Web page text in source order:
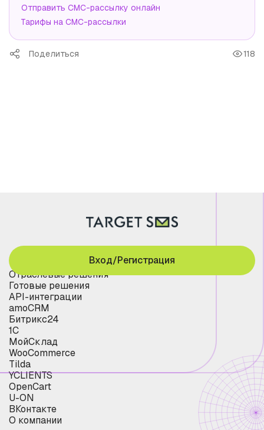
Отправить СМС-рассылку онлайн
Тарифы на СМС-рассылки
Поделиться 118
Отраслевые решения
Готовые решения
API-интеграции
amoCRM
Битрикс24
1С
МойСклад
WooCommerce
Tilda
YCLIENTS
OpenCart
U-ON
ВКонтакте
О компании
Вход/Регистрация